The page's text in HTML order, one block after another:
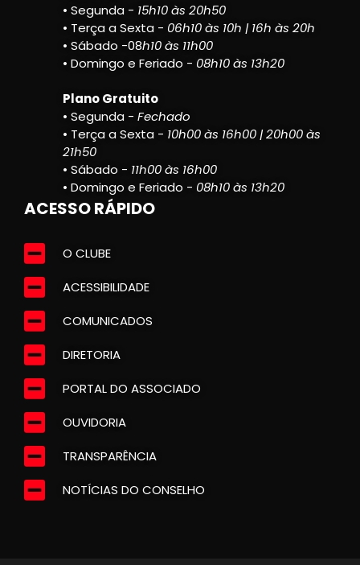
• Segunda - 15h10 às 20h50
• Terça a Sexta - 06h10 às 10h | 16h às 20h
• Sábado -08h10 às 11h00
• Domingo e Feriado - 08h10 às 13h20
Plano Gratuito
• Segunda - Fechado
• Terça a Sexta - 10h00 às 16h00 | 20h00 às
21h50
• Sábado - 11h00 às 16h00
• Domingo e Feriado - 08h10 às 13h20
ACESSO RÁPIDO
O CLUBE
ACESSIBILIDADE
COMUNICADOS
DIRETORIA
PORTAL DO ASSOCIADO
OUVIDORIA
TRANSPARÊNCIA
NOTÍCIAS DO CONSELHO